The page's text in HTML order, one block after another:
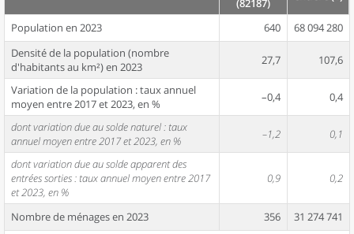
(82187)
Population en 2023 640
68 094 280
Densité de la population (nombre
d'habitants au km²) en 2023
27,7 107,6
Variation de la population : taux annuel
moyen entre 2017 et 2023, en %
–0,4 0,4
dont variation due au solde naturel : taux
annuel moyen entre 2017 et 2023, en %
–1,2 0,1
dont variation due au solde apparent des
entrées sorties : taux annuel moyen entre 2017
et 2023, en %
0,9 0,2
Nombre de ménages en 2023 356
31 274 741